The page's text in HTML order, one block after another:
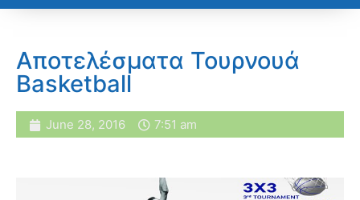
Αποτελέσματα Τουρνουά
Basketball
June 28, 2016 7:51 am